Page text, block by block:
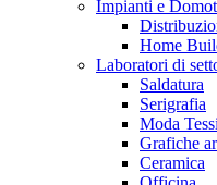
Impianti e
Home
Laboratori di
Saldatura
Serigrafia
Moda
Grafiche
Ceramica